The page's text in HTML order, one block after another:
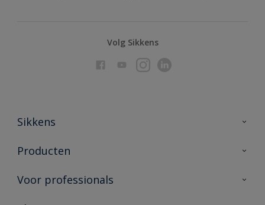
Volg Sikkens
Sikkens
Over Sikkens
Duurzaamheid
Producten
Producten voor binnen
Voor professionals